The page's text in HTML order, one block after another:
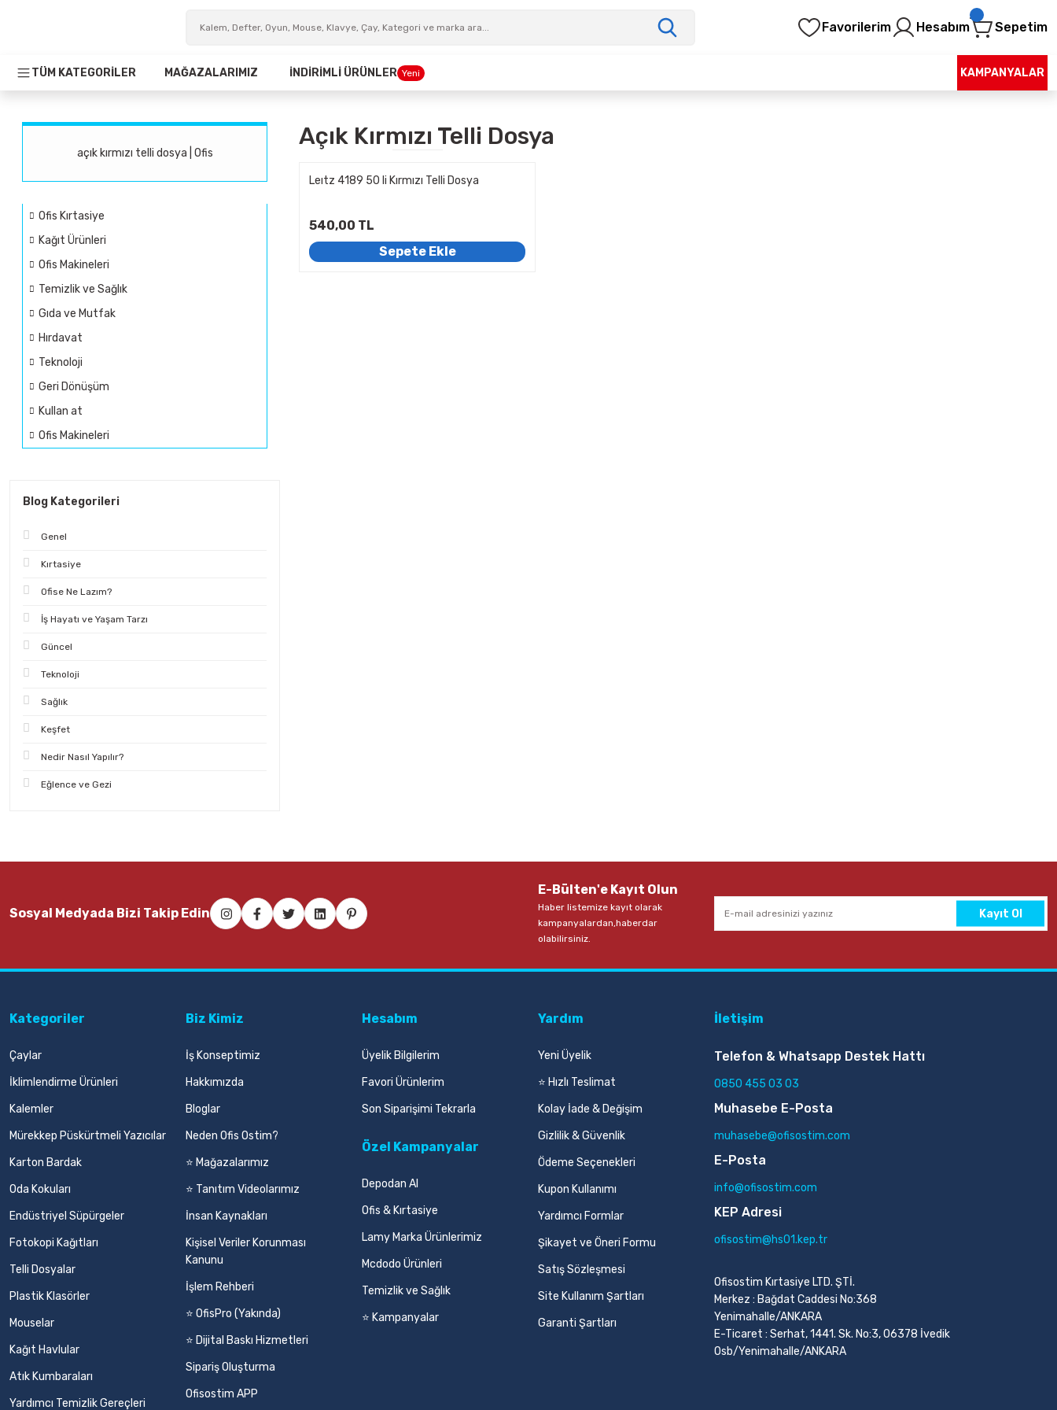
Favorilerim Hesabım Sepetim
TÜM KATEGORİLER MAĞAZALARIMIZ İNDİRİMLİ ÜRÜNLER Yeni KAMPANYALAR
açık kırmızı telli dosya | Ofis
Ofis Kırtasiye
Kağıt Ürünleri
Ofis Makineleri
Temizlik ve Sağlık
Gıda ve Mutfak
Hırdavat
Teknoloji
Geri Dönüşüm
Kullan at
Ofis Makineleri
Blog Kategorileri
Genel
Kırtasiye
Ofise Ne Lazım?
İş Hayatı ve Yaşam Tarzı
Güncel
Teknoloji
Sağlık
Keşfet
Nedir Nasıl Yapılır?
Eğlence ve Gezi
Açık Kırmızı Telli Dosya
Leıtz 4189 50 li Kırmızı Telli Dosya
540,00 TL
Sepete Ekle
Sosyal Medyada Bizi Takip Edin
E-Bülten'e Kayıt Olun
Haber listemize kayıt olarak
kampanyalardan,haberdar
olabilirsiniz.
Kayıt Ol
Kategoriler
Çaylar
İklimlendirme Ürünleri
Kalemler
Mürekkep Püskürtmeli Yazıcılar
Karton Bardak
Oda Kokuları
Endüstriyel Süpürgeler
Fotokopi Kağıtları
Telli Dosyalar
Plastik Klasörler
Mouselar
Kağıt Havlular
Atık Kumbaraları
Yardımcı Temizlik Gereçleri
Biz Kimiz
İş Konseptimiz
Hakkımızda
Bloglar
Neden Ofis Ostim?
⭐ Mağazalarımız
⭐ Tanıtım Videolarımız
İnsan Kaynakları
Kişisel Veriler Korunması
Kanunu
İşlem Rehberi
⭐ OfisPro (Yakında)
⭐ Dijital Baskı Hizmetleri
Sipariş Oluşturma
Ofisostim APP
Hesabım
Üyelik Bilgilerim
Favori Ürünlerim
Son Siparişimi Tekrarla
Özel Kampanyalar
Depodan Al
Ofis & Kırtasiye
Lamy Marka Ürünlerimiz
Mcdodo Ürünleri
Temizlik ve Sağlık
⭐ Kampanyalar
Yardım
Yeni Üyelik
⭐ Hızlı Teslimat
Kolay İade & Değişim
Gizlilik & Güvenlik
Ödeme Seçenekleri
Kupon Kullanımı
Yardımcı Formlar
Şikayet ve Öneri Formu
Satış Sözleşmesi
Site Kullanım Şartları
Garanti Şartları
İletişim
Telefon & Whatsapp Destek Hattı
0850 455 03 03
Muhasebe E-Posta
muhasebe@ofisostim.com
E-Posta
info@ofisostim.com
KEP Adresi
ofisostim@hs01.kep.tr
Ofisostim Kırtasiye LTD. ŞTİ.
Merkez : Bağdat Caddesi No:368
Yenimahalle/ANKARA
E-Ticaret : Serhat, 1441. Sk. No:3, 06378 İvedik
Osb/Yenimahalle/ANKARA